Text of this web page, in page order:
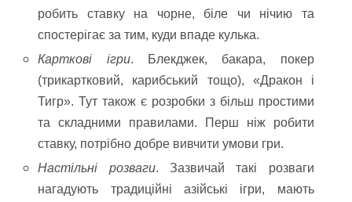
робить ставку на чорне, біле чи нічию та
спостерігає за тим, куди впаде кулька.
Карткові ігри. Блекджек, бакара, покер
(трикартковий, карибський тощо), «Дракон і
Тигр». Тут також є розробки з більш простими
та складними правилами. Перш ніж робити
ставку, потрібно добре вивчити умови гри.
Настільні розваги. Зазвичай такі розваги
нагадують традиційні азійські ігри, мають